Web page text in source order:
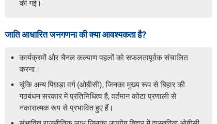
की गई।
जाति आधारित जनगणना की क्या आवश्यकता है?
कार्यक्रमों और चैनल कल्याण पहलों को सफलतापूर्वक संचालित
करना।
चूंकि अन्य पिछड़ा वर्ग (ओबीसी), जिनका मुख्य रूप से बिहार की
गठबंधन सरकार में प्रतिनिधित्व है, वर्तमान कोटा प्रणाली से
नकारात्मक रूप से प्रभावित हुए हैं।